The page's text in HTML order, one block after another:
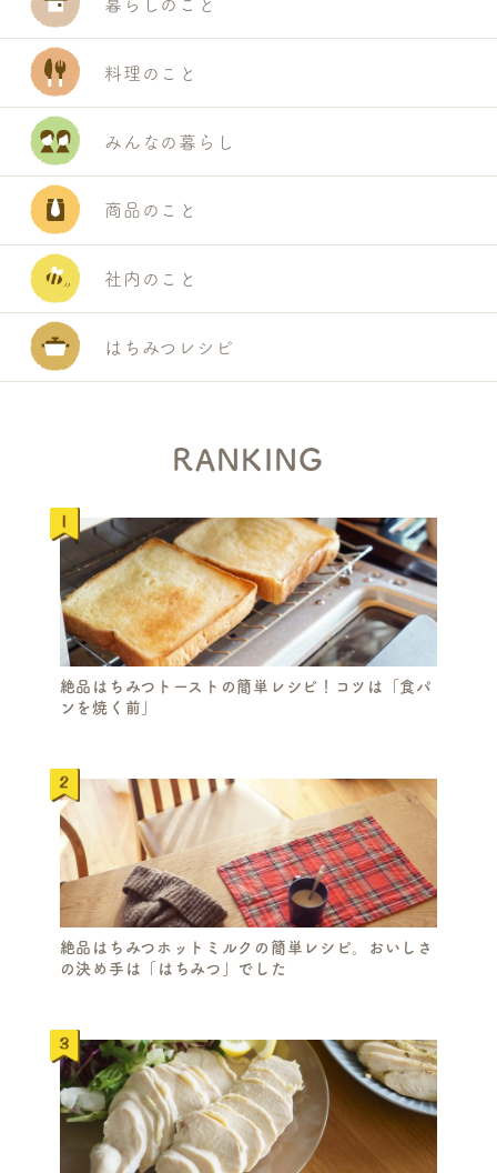
暮らしのこと
料理のこと
みんなの暮らし
商品のこと
社内のこと
はちみつレシピ
RANKING
絶品はちみつトーストの簡単レシピ！コツは「食パ
ンを焼く前」
絶品はちみつホットミルクの簡単レシピ。おいしさ
の決め手は「はちみつ」でした